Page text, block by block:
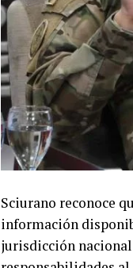
Sciurano reconoce
información
jurisdicción